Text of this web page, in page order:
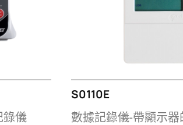
錄儀
S0110E
數據記錄儀-帶顯示器